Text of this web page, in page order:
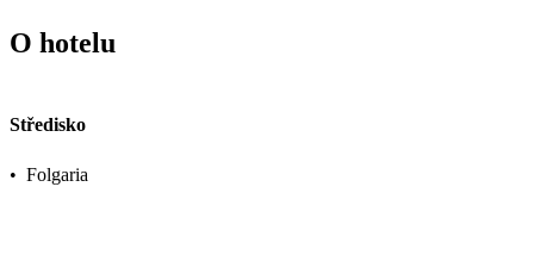
O hotelu
Středisko
• Folgaria